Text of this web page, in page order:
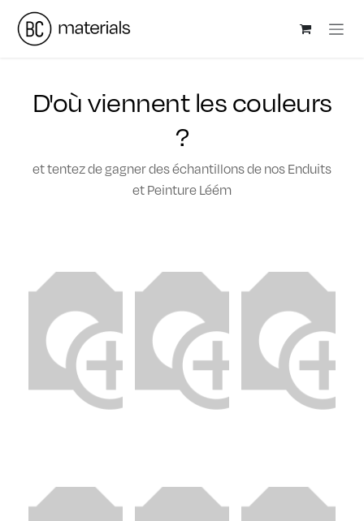
Se rendre au contenu
D'où viennent les couleurs
?
et tentez de gagner des échantillons de nos Enduits
et Peinture Léém